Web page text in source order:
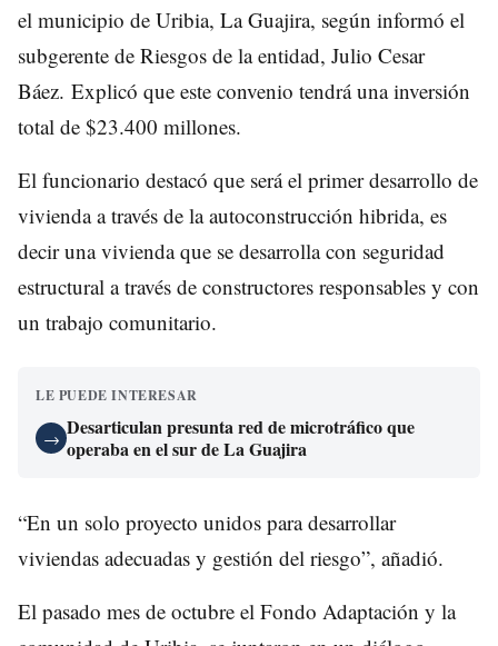
el municipio de Uribia, La Guajira, según informó el
subgerente de Riesgos de la entidad, Julio Cesar
Báez. Explicó que este convenio tendrá una inversión
total de $23.400 millones.
El funcionario destacó que será el primer desarrollo de
vivienda a través de la autoconstrucción hibrida, es
decir una vivienda que se desarrolla con seguridad
estructural a través de constructores responsables y con
un trabajo comunitario.
LE PUEDE INTERESAR
→ Desarticulan presunta red de microtráfico que
operaba en el sur de La Guajira
“En un solo proyecto unidos para desarrollar
viviendas adecuadas y gestión del riesgo”, añadió.
El pasado mes de octubre el Fondo Adaptación y la